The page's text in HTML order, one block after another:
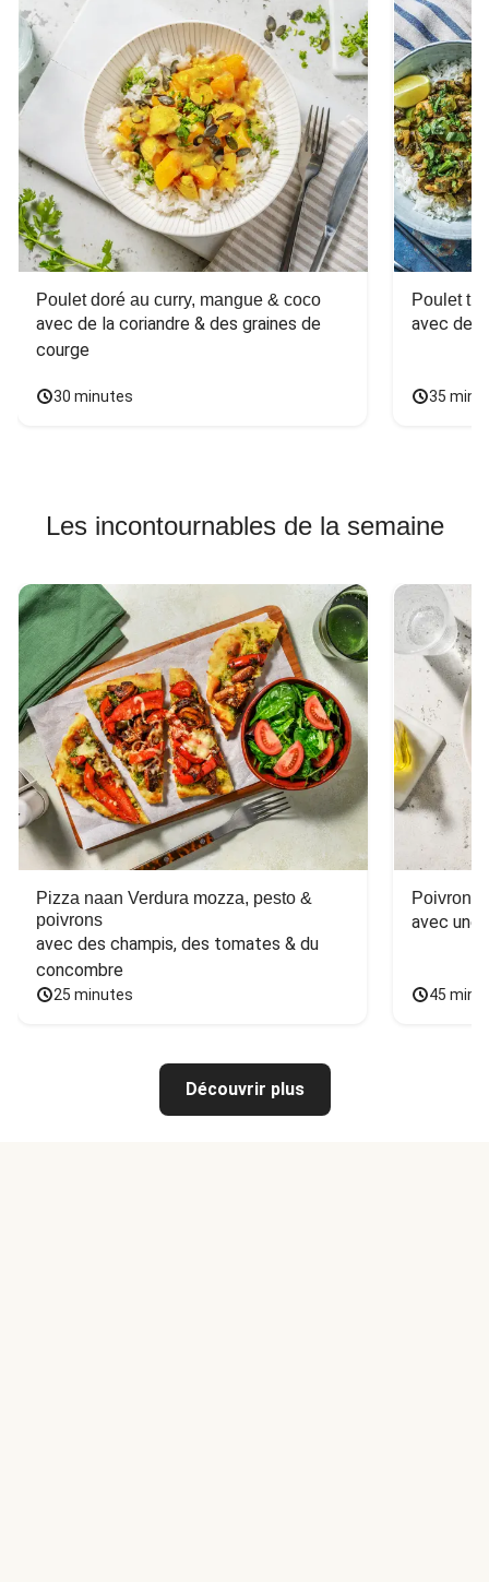
Poulet doré au curry, mangue & coco
avec de la coriandre & des graines de
courge
30 minutes
Poulet
avec des
35
Les incontournables de la semaine
Pizza naan Verdura mozza, pesto &
poivrons
avec des champis, des tomates & du
concombre
25 minutes
Poivron
avec une
45
Découvrir plus